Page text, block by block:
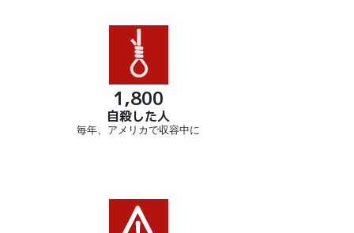
1,800
自殺した人
毎年、アメリカで収容中に